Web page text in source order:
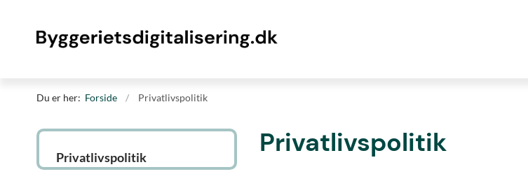
Du er her: Forside Privatlivspolitik
Privatlivspolitik Privatlivspolitik